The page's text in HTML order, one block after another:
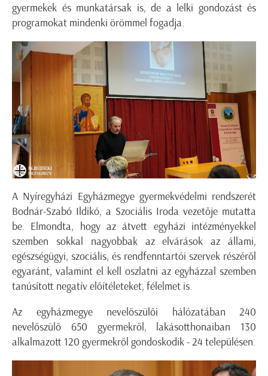
gyermekek és munkatársak is, de a lelki gondozást és
programokat mindenki örömmel fogadja.
A Nyíregyházi Egyházmegye gyermekvédelmi rendszerét
Bodnár-Szabó Ildikó, a Szociális Iroda vezetője mutatta
be. Elmondta, hogy az átvett egyházi intézményekkel
szemben sokkal nagyobbak az elvárások az állami,
egészségügyi, szociális, és rendfenntartói szervek részéről
egyaránt, valamint el kell oszlatni az egyházzal szemben
tanúsított negatív előítéleteket, félelmet is.
Az egyházmegye nevelőszülői hálózatában 240
nevelőszülő 650 gyermekről, lakásotthonaiban 130
alkalmazott 120 gyermekről gondoskodik - 24 településen.